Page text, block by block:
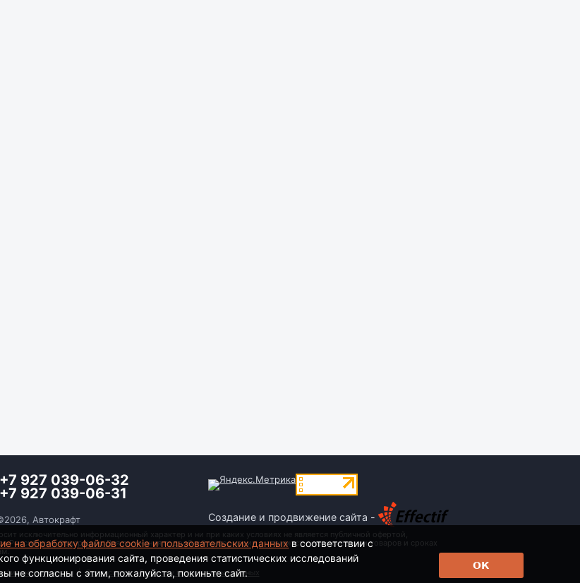
+7 927 039-06-32
+7 927 039-06-31
Автокрафт Создание и продвижение сайта -
исключительно информационный характер и ни при каких условиях не является публичной офертой,
Российской Федерации. Для получения подробной информации о стоимости, наименовании товаров и сроках
| Согласие на обработку персональных данных
на обработку файлов cookie и пользовательских данныхв соответствии с
функционирования сайта, проведения статистических исследований
не согласны с этим, пожалуйста, покиньте сайт.
ОК